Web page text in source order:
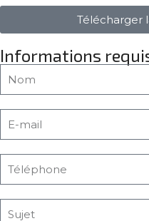
Télécharger
Informations